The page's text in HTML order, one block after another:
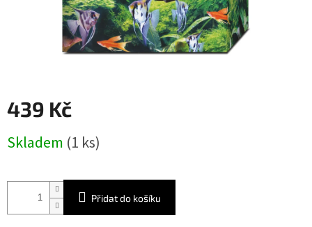
439 Kč
cena:
Skladem (1 ks)
Přidat do košíku